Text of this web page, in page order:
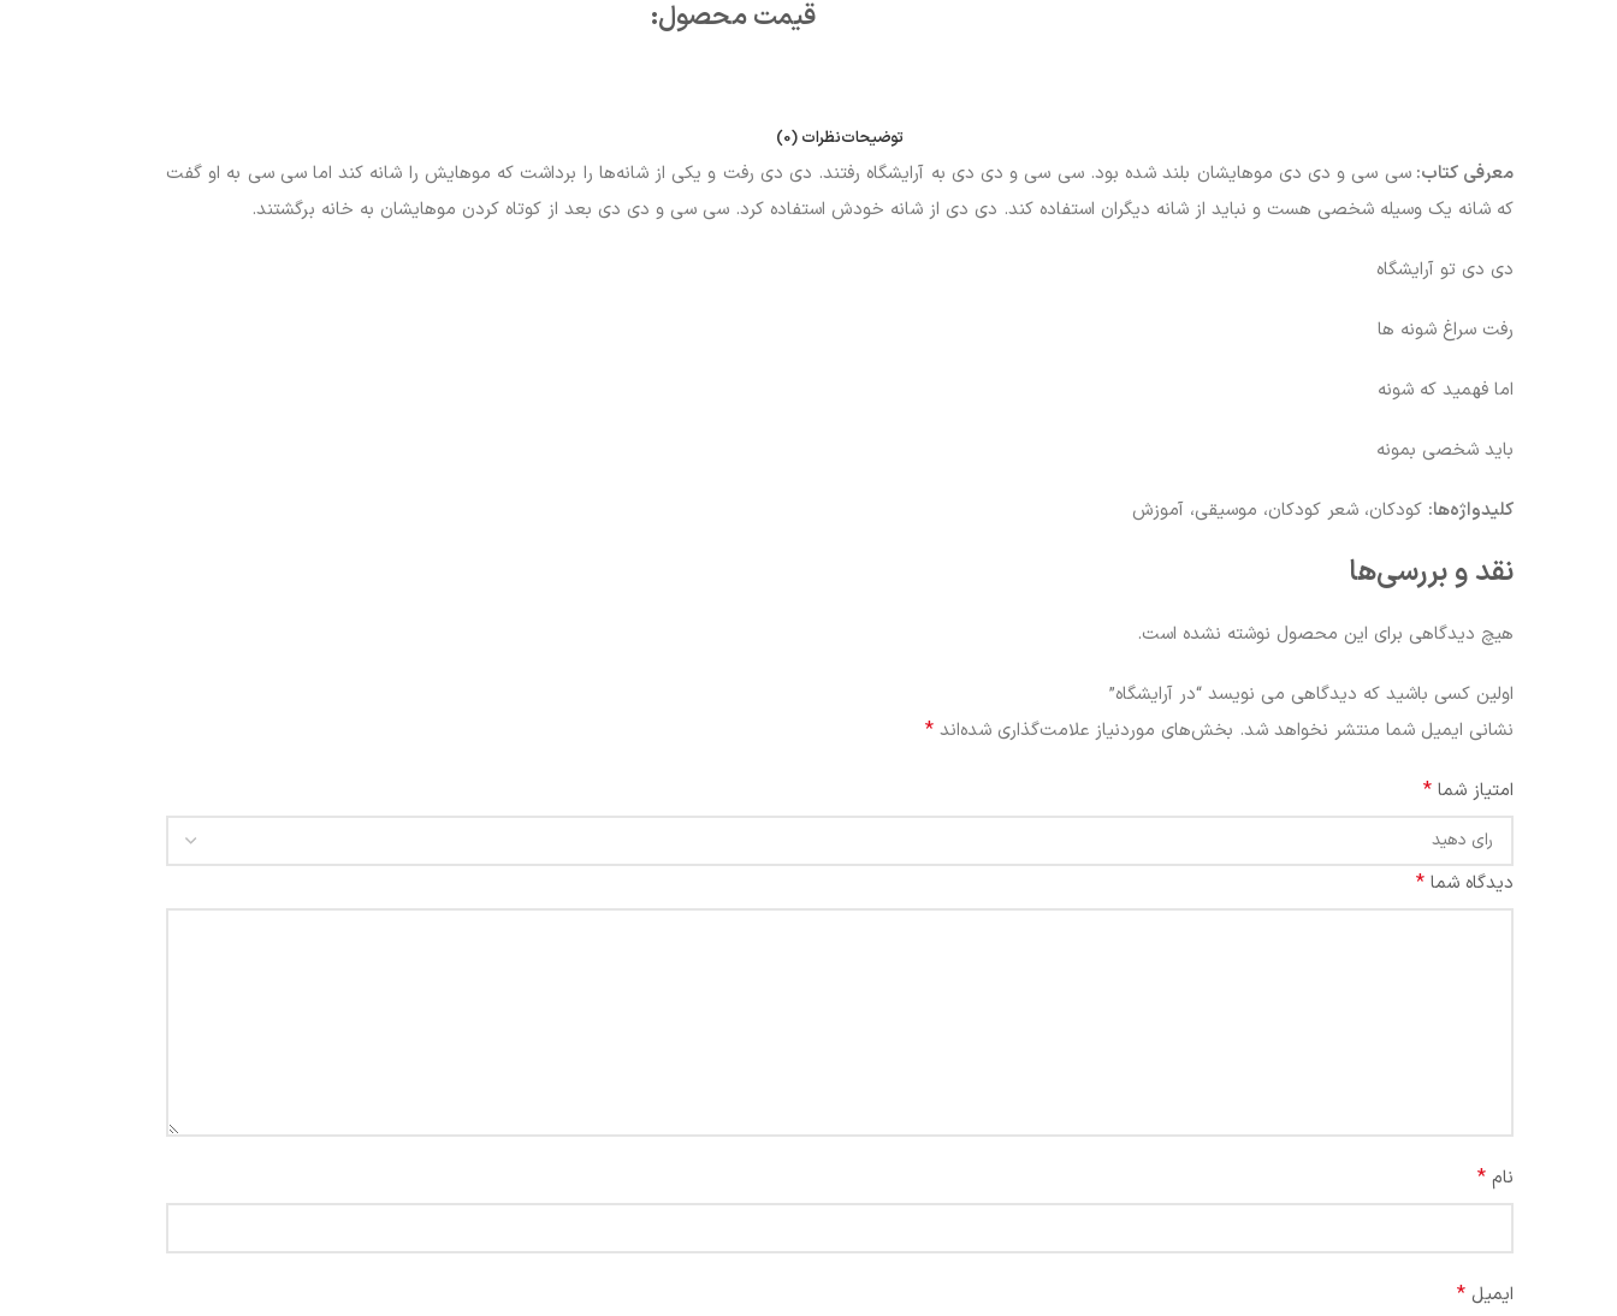
قیمت محصول:​
توضیحاتنظرات (0)
معرفی کتاب:سی سی و دی دی موهایشان بلند شده بود. سی سی و دی دی به آرایشگاه رفتند. دی دی رفت و یکی از شانه‌ها را برداشت که موهایش را شانه کند اما سی سی به او گفت
که شانه یک وسیله شخصی هست و نباید از شانه دیگران استفاده کند. دی دی از شانه خودش استفاده کرد. سی سی و دی دی بعد از کوتاه کردن موهایشان به خانه برگشتند.
دی دی تو آرایشگاه
رفت سراغ شونه ها
اما فهمید که شونه
باید شخصی بمونه
کلیدواژه‌ها: کودکان، شعر کودکان، موسیقی، آموزش
نقد و بررسی‌ها
هیچ دیدگاهی برای این محصول نوشته نشده است.
اولین کسی باشید که دیدگاهی می نویسد “در آرایشگاه”
نشانی ایمیل شما منتشر نخواهد شد. بخش‌های موردنیاز علامت‌گذاری شده‌اند *
امتیاز شما *
دیدگاه شما *
نام *
ایمیل *